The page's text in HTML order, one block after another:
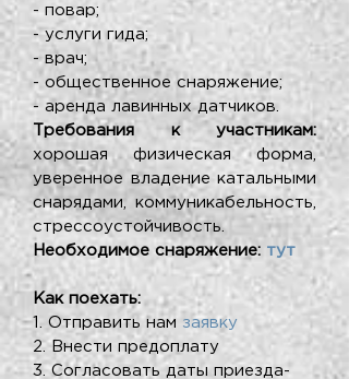
- повар;
- услуги гида;
- врач;
- общественное снаряжение;
- аренда лавинных датчиков.
Требования к участникам:
хорошая физическая форма,
уверенное владение катальными
снарядами, коммуникабельность,
стрессоустойчивость.
Необходимое снаряжение: тут
Как поехать:
1. Отправить нам заявку
2. Внести предоплату
3. Согласовать даты приезда-